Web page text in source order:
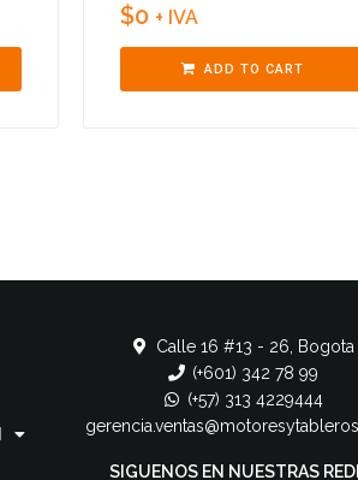
$0 + IVA
ADD TO CART
Calle 16 #13 - 26, Bogota
(+601) 342 78 99
(+57) 313 4229444
SIGUENOS EN NUESTRAS